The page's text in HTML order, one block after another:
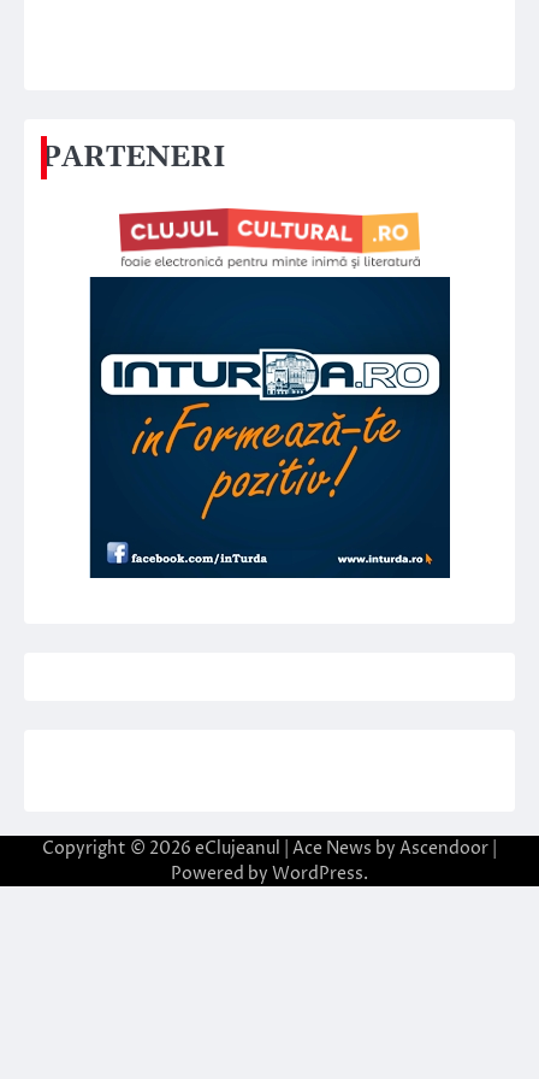
PARTENERI
Copyright © 2026 eClujeanul | Ace News by Ascendoor
Powered by WordPress.